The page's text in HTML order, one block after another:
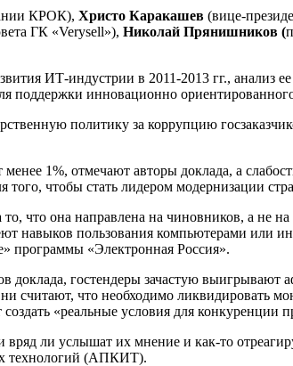
КРОК), Христо Каракашев (вице-
ГК «Verysell»), Николай Прянишников (
ИТ-индустрии в 2011-2013 гг., анализ
поддержки инновационно
политику за коррупцию
1%, отмечают авторы доклада, а
чтобы стать лидером модернизации
что она направлена на чиновников, а не на
навыков пользования компьютерами или
программы «Электронная Россия».
гостендеры зачастую выигрывают
считают, что необходимо ликвидировать
«реальные условия для конкуренции
ли услышат их мнение и как-то
технологий (АПКИТ).